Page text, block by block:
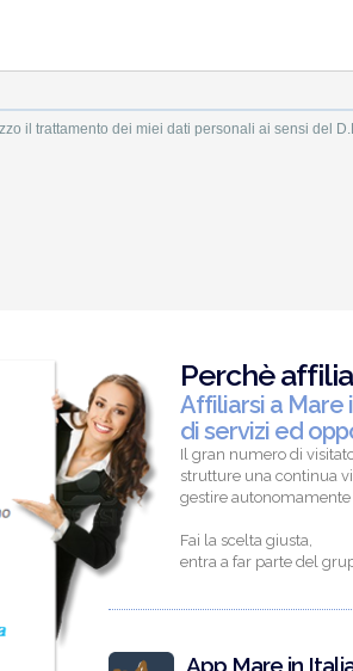
il trattamento dei miei dati personali ai sensi del
Perchè
Affiliarsi a Mare
di servizi ed
Il gran numero di
strutture una continua
gestire
Fai la scelta giusta,
entra a far parte del
App Mare in